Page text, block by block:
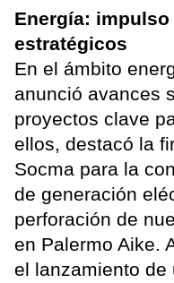
Energía:
estratégicos
En el ámbito
anunció avances
proyectos clave
ellos, destacó la
Socma para la
de generación
perforación de
en Palermo Aike.
el lanzamiento de